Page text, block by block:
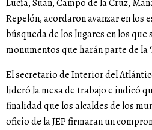
Lucía, Suan, Campo de la Cruz,
Repelón, acordaron avanzar en los
búsqueda de los lugares en los que
monumentos que harán parte de la
El secretario de Interior del
lideró la mesa de trabajo e indicó
finalidad que los alcaldes de los
oficio de la JEP firmaran un